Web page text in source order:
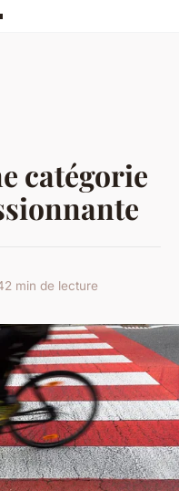
catégorie
2 min de lecture